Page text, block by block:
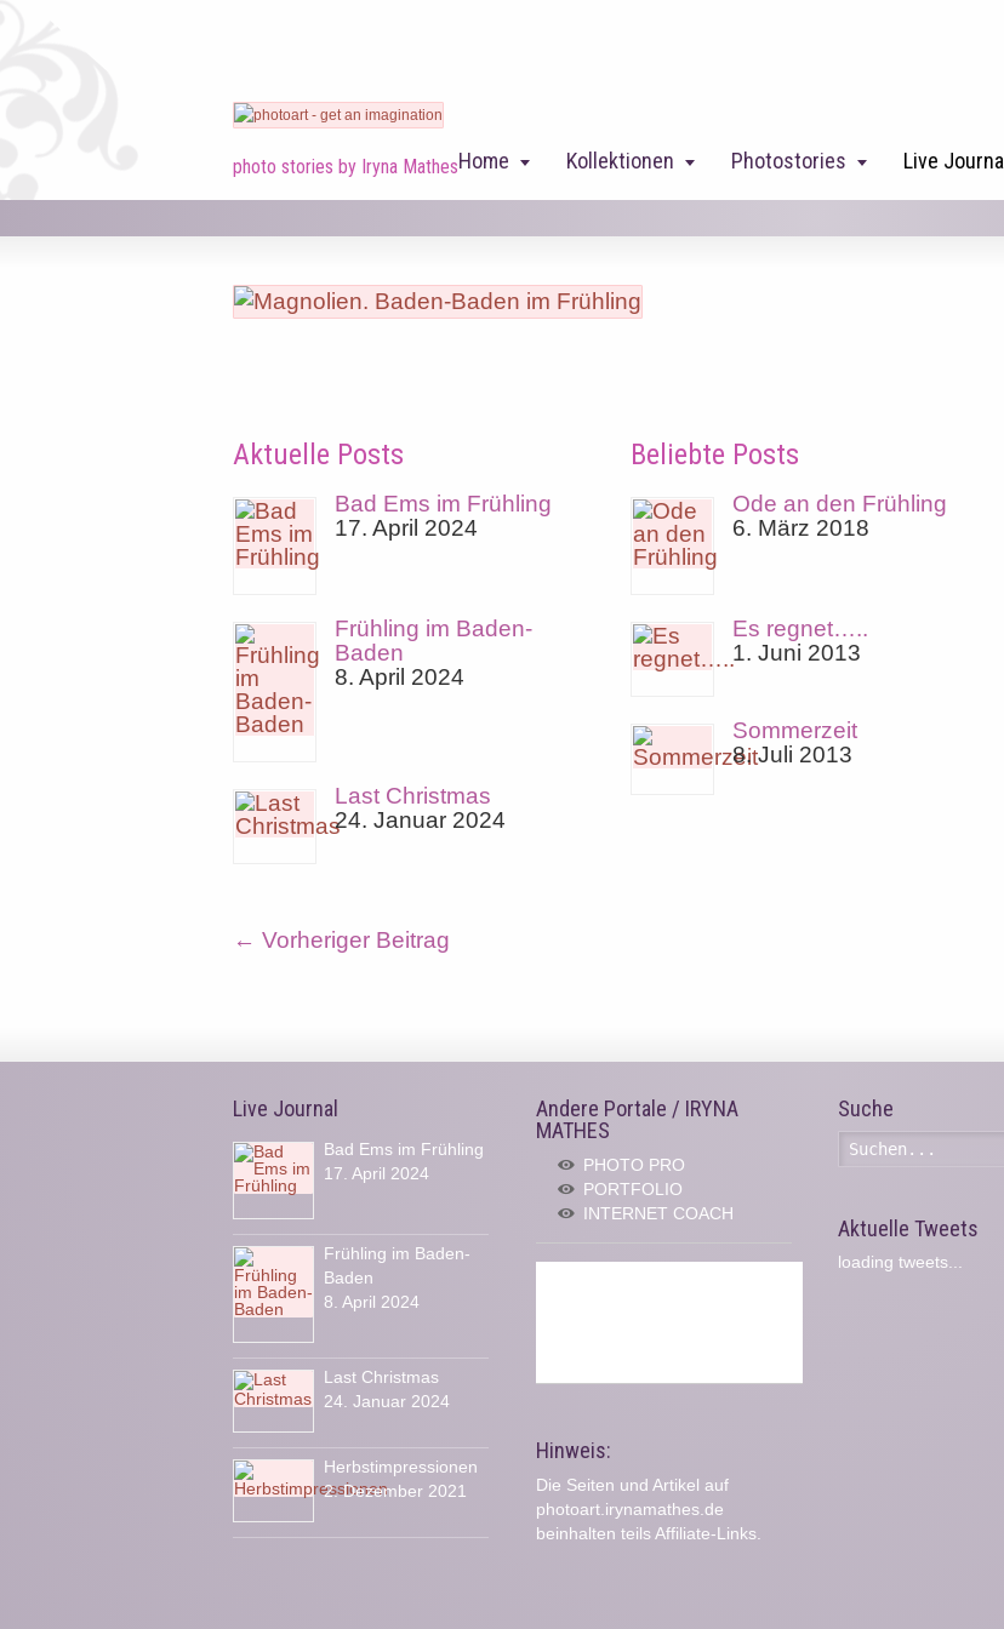
photo stories by Iryna MathesHome Kollektionen Photostories Live Journal
Aktuelle Posts
Bad Ems im Frühling
17. April 2024
Frühling im Baden-
Baden
8. April 2024
Last Christmas
24. Januar 2024
Beliebte Posts
Ode an den Frühling
6. März 2018
Es regnet…..
1. Juni 2013
Sommerzeit
8. Juli 2013
← Vorheriger Beitrag
Live Journal
Bad Ems im Frühling
17. April 2024
Frühling im Baden-
Baden
8. April 2024
Last Christmas
24. Januar 2024
Herbstimpressionen
2. Dezember 2021
Andere Portale / IRYNA
MATHES
PHOTO PRO
PORTFOLIO
INTERNET COACH
Hinweis:
Die Seiten und Artikel auf
photoart.irynamathes.de
beinhalten teils Affiliate-Links.
Suche
Aktuelle Tweets
loading tweets...